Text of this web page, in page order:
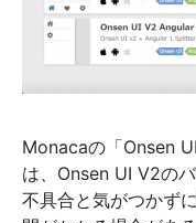
Monacaの「Onsen
は、Onsen UI V2の
不具合と気がつかず